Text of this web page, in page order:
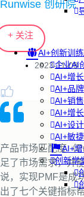
AI+创新训
企业AI
AI+增
AI+品
AI+销
AI+增
AI+设
AI+敏
AI+
创新学
Runwise 创研院
+ 关注
2023-11-08
产品市场匹配度（
足了市场需求，并
说，实现PMF是成
出了七个关键指标